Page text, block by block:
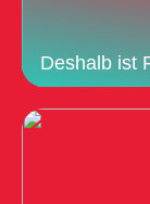
Deshalb ist